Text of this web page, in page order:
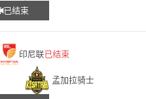
已结束
印尼联已结束
孟加拉骑士